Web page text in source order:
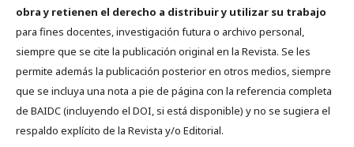
obra y retienen el derecho a distribuir y utilizar su trabajo
para fines docentes, investigación futura o archivo personal,
siempre que se cite la publicación original en la Revista. Se les
permite además la publicación posterior en otros medios, siempre
que se incluya una nota a pie de página con la referencia completa
de BAIDC (incluyendo el DOI, si está disponible) y no se sugiera el
respaldo explícito de la Revista y/o Editorial.